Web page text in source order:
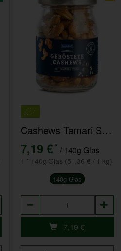
Cashews Tamari Sesam
7,19 € * / 140g Glas
1 * 140g Glas (51,36 € / 1 kg)
140g Glas
7,19 €